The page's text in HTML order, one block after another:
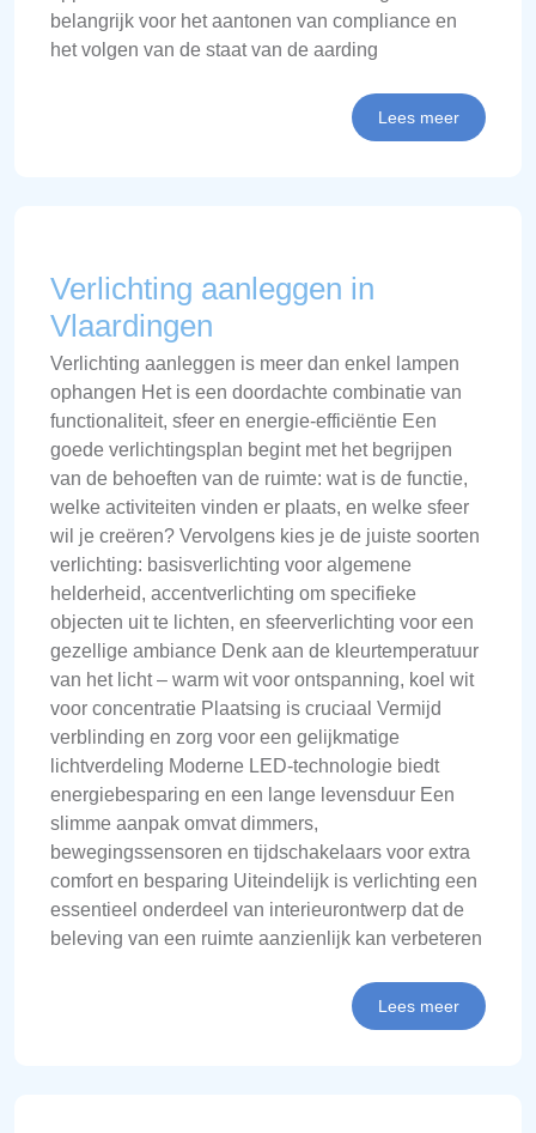
belangrijk voor het aantonen van compliance en
het volgen van de staat van de aarding
Lees meer
Verlichting aanleggen in
Vlaardingen
Verlichting aanleggen is meer dan enkel lampen
ophangen Het is een doordachte combinatie van
functionaliteit, sfeer en energie-efficiëntie Een
goede verlichtingsplan begint met het begrijpen
van de behoeften van de ruimte: wat is de functie,
welke activiteiten vinden er plaats, en welke sfeer
wil je creëren? Vervolgens kies je de juiste soorten
verlichting: basisverlichting voor algemene
helderheid, accentverlichting om specifieke
objecten uit te lichten, en sfeerverlichting voor een
gezellige ambiance Denk aan de kleurtemperatuur
van het licht – warm wit voor ontspanning, koel wit
voor concentratie Plaatsing is cruciaal Vermijd
verblinding en zorg voor een gelijkmatige
lichtverdeling Moderne LED-technologie biedt
energiebesparing en een lange levensduur Een
slimme aanpak omvat dimmers,
bewegingssensoren en tijdschakelaars voor extra
comfort en besparing Uiteindelijk is verlichting een
essentieel onderdeel van interieurontwerp dat de
beleving van een ruimte aanzienlijk kan verbeteren
Lees meer